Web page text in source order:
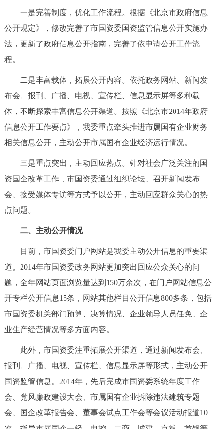
中介服务 阳光政务
政民互动
参与调查 在线访谈 图说互动
走进北京
北京概况 十六区概览 人文北京
多语种
DEUTSCH FRANÇAIS РУССКИЙ ЯЗЫК
ESPAÑOL العربية PORTUGUÊS
一是完善制度，优化工作流程。根据《北京市政府信息
公开规定》，修改完善了市国资委国资监管信息公开实施办
法，更新了政府信息公开指南，完善了依申请公开工作流
程。
二是丰富载体，拓展公开内容。依托政务网站、新闻发
布会、报刊、广播、电视、宣传栏、信息显示屏等多种载
体，不断探索丰富信息公开渠道。按照《北京市2014年政府
信息公开工作要点》，我委重点牵头推进市属国有企业财务
相关信息公开，主动公开市属国有企业经济运行情况。
三是重点突出，主动回应热点。针对社会广泛关注的国
资国企改革工作，市国资委通过组织论坛、召开新闻发布
会、接受媒体专访等方式予以公开，主动回应群众关心的热
点问题。
二、主动公开情况
目前，市国资委门户网站是我委主动公开信息的重要渠
道。2014年市国资委政务网站更加突出回应公众关心的问
题，全年网站页面浏览量达到150万余次，在门户网站信息公
开专栏公开信息15条，网站其他栏目公开信息800多条，包括
市国资委机关部门预算、决算情况、企业领导人员任免、企
业生产经营情况等多方面内容。
此外，市国资委注重拓展公开渠道，通过新闻发布会、
报刊、广播、电视、宣传栏、信息显示屏等形式，主动公开
国资监管信息。2014年，先后完成市国资委系统年度工作
会、党风廉政建设大会、市属国有企业拆除违法建筑专题
会、国企改革报告会、董事会试点工作会等会议活动报道10